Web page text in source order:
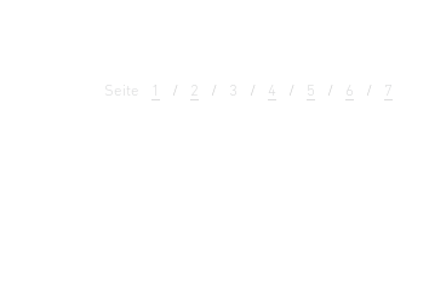
Seite 1 2 3 4 5 6 7